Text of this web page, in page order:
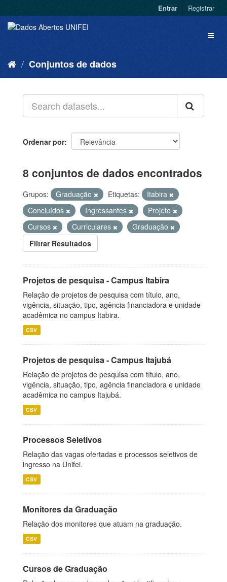
Entrar Registrar
Conjuntos de dados
Ordenar por
8 conjuntos de dados encontrados
Grupos: Graduação Etiquetas:
Itabira
Concluídos
Ingressantes
Projeto
Cursos
Curriculares
Graduação
Filtrar Resultados
Projetos de pesquisa - Campus Itabira
Relação de projetos de pesquisa com título, ano,
vigência, situação, tipo, agência financiadora e unidade
acadêmica no campus Itabira.
CSV
Projetos de pesquisa - Campus Itajubá
Relação de projetos de pesquisa com título, ano,
vigência, situação, tipo, agência financiadora e unidade
acadêmica no campus Itajubá.
CSV
Processos Seletivos
Relação das vagas ofertadas e processos seletivos de
ingresso na Unifei.
CSV
Monitores da Graduação
Relação dos monitores que atuam na graduação.
CSV
Cursos de Graduação